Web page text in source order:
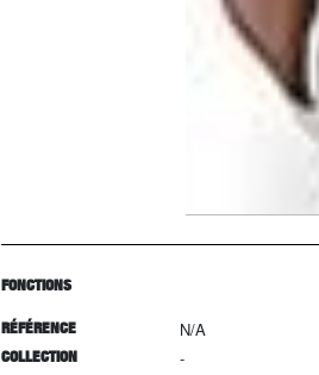
FONCTIONS
RÉFÉRENCE N/A
COLLECTION -